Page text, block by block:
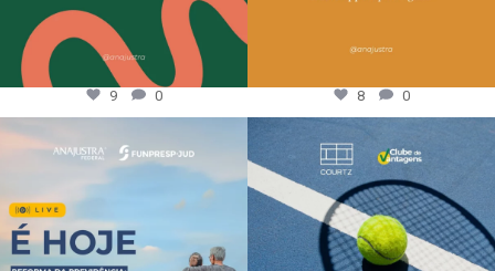
9 0 8 0